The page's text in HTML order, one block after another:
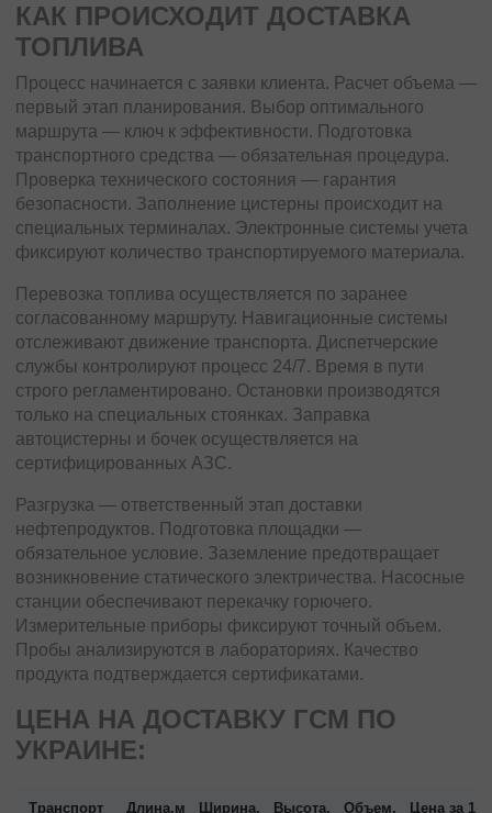
КАК ПРОИСХОДИТ ДОСТАВКА
ТОПЛИВА
Процесс начинается с заявки клиента. Расчет объема —
первый этап планирования. Выбор оптимального
маршрута — ключ к эффективности. Подготовка
транспортного средства — обязательная процедура.
Проверка технического состояния — гарантия
безопасности. Заполнение цистерны происходит на
специальных терминалах. Электронные системы учета
фиксируют количество транспортируемого материала.
Перевозка топлива осуществляется по заранее
согласованному маршруту. Навигационные системы
отслеживают движение транспорта. Диспетчерские
службы контролируют процесс 24/7. Время в пути
строго регламентировано. Остановки производятся
только на специальных стоянках. Заправка
автоцистерны и бочек осуществляется на
сертифицированных АЗС.
Разгрузка — ответственный этап доставки
нефтепродуктов. Подготовка площадки —
обязательное условие. Заземление предотвращает
возникновение статического электричества. Насосные
станции обеспечивают перекачку горючего.
Измерительные приборы фиксируют точный объем.
Пробы анализируются в лабораториях. Качество
продукта подтверждается сертификатами.
ЦЕНА НА ДОСТАВКУ ГСМ ПО
УКРАИНЕ:
Транспорт Длина,м
Ширина,
Высота,
Объем,
Цена за 1